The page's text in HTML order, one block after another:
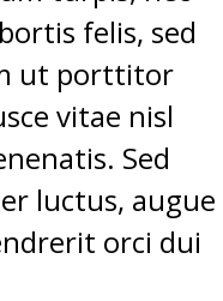
felis, sed
ut porttitor
vitae nisl
Sed
luctus, augue
orci dui